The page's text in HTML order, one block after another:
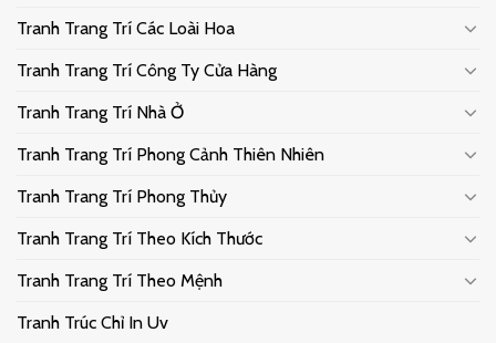
Tranh Trang Trí Các Loài Hoa
Tranh Trang Trí Công Ty Cửa Hàng
Tranh Trang Trí Nhà Ở
Tranh Trang Trí Phong Cảnh Thiên Nhiên
Tranh Trang Trí Phong Thủy
Tranh Trang Trí Theo Kích Thước
Tranh Trang Trí Theo Mệnh
Tranh Trúc Chỉ In Uv